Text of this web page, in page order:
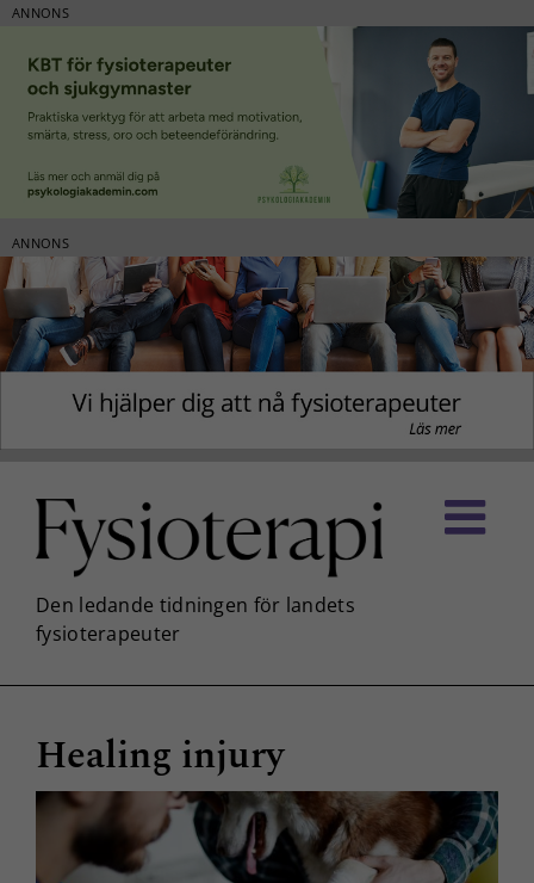
ANNONS
ANNONS
innehållet
Healing injury